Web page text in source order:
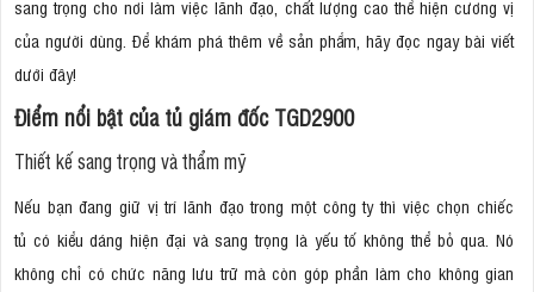
sang trọng cho nơi làm việc lãnh đạo, chất lượng cao thể hiện cương vị
của người dùng. Để khám phá thêm về sản phẩm, hãy đọc ngay bài viết
dưới đây!
Điểm nổi bật của tủ giám đốc TGD2900
Thiết kế sang trọng và thẩm mỹ
Nếu bạn đang giữ vị trí lãnh đạo trong một công ty thì việc chọn chiếc
tủ có kiểu dáng hiện đại và sang trọng là yếu tố không thể bỏ qua. Nó
không chỉ có chức năng lưu trữ mà còn góp phần làm cho không gian